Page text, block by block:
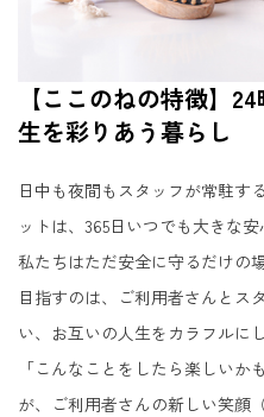
【ここのねの特徴】
生を彩りあう暮らし
日中も夜間もスタッフが常駐す
ットは、365日いつでも大きな
私たちはただ安全に守るだけの
目指すのは、ご利用者さんとス
い、お互いの人生をカラフルに
「こんなことをしたら楽しい
が、ご利用者さんの新しい笑顔